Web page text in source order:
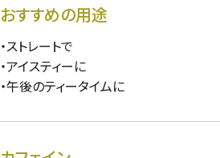
おすすめの用途
・ストレートで
・アイスティーに
・午後のティータイムに